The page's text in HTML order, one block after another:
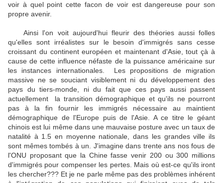
voir à quel point cette facon de voir est dangereuse pour son
propre avenir.
Ainsi l'on voit aujourd'hui fleurir des théories aussi folles
qu'elles sont irréalistes sur le besoin d'immigrés sans cesse
croissant du continent européen et maintenant d'Asie, tout çà à
cause de cette influence néfaste de la puissance américaine sur
les instances internationales. Les propositions de migration
massive ne se souciant visiblement ni du développement des
pays du tiers-monde, ni du fait que ces pays aussi passent
actuellement la transition démographique et qu'ils ne pourront
pas à la fin fournir les immigrés nécessaire au maintient
démographique de l'Europe puis de l'Asie. A ce titre le géant
chinois est lui même dans une mauvaise posture avec un taux de
natalité à 1.5 en moyenne nationale, dans les grandes ville ils
sont mêmes tombés à un. J'imagine dans trente ans nos fous de
l'ONU proposant que la Chine fasse venir 200 ou 300 millions
d'immigrés pour compenser les pertes. Mais où est-ce qu'ils iront
les chercher??? Et je ne parle même pas des problèmes inhérent